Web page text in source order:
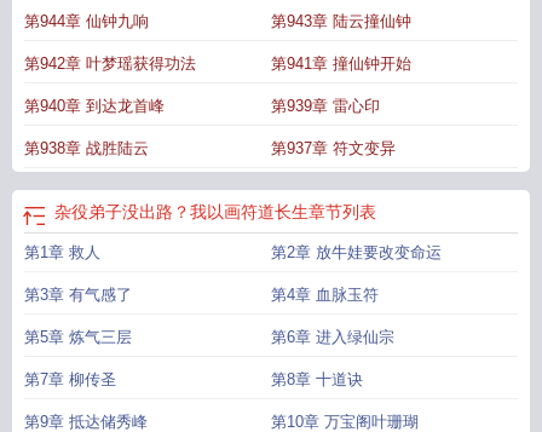
我以画符道长生笔趣阁
杂役弟子的杂役弟子没出路我以画符道长
子的圣地签到一百年!起点从杂役弟子 杂役弟子没出路我以画符道长生
子什么意思杂役弟子没出路我以画符道长生免费 杂役弟子没出路我以画符道长
路我以画符道长生最新章节
杂役弟子修仙完本第一章杂役弟子
路?我以画符道长生杂役弟子拯救人族
第944章 仙钟九响 第943章 陆云撞仙钟
第942章 叶梦瑶获得功法 第941章 撞仙钟开始
第940章 到达龙首峰 第939章 雷心印
第938章 战胜陆云 第937章 符文变异
杂役弟子没出路？我以画符道长生章节列表
第1章 救人 第2章 放牛娃要改变命运
第3章 有气感了 第4章 血脉玉符
第5章 炼气三层 第6章 进入绿仙宗
第7章 柳传圣 第8章 十道诀
第9章 抵达储秀峰 第10章 万宝阁叶珊瑚